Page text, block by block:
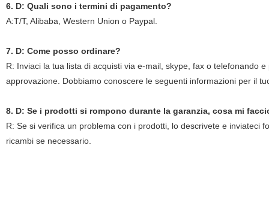
6. D: Quali sono i termini di pagamento?
A:T/T, Alibaba, Western Union o Paypal.
7. D: Come posso ordinare?
R: Inviaci la tua lista di acquisti via e-mail, skype, fax o telefonando
approvazione. Dobbiamo conoscere le seguenti informazioni per il
8. D: Se i prodotti si rompono durante la garanzia, cosa mi
R: Se si verifica un problema con i prodotti, lo descrivete e inviateci
ricambi se necessario.